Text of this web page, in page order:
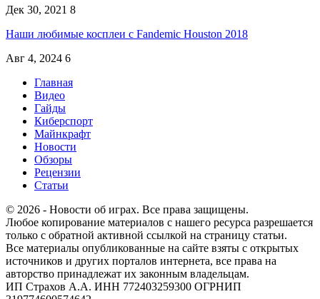
Дек 30, 2021 8
Наши любимые косплеи с Fandemic Houston 2018
Авг 4, 2024 6
Главная
Видео
Гайды
Киберспорт
Майнкрафт
Новости
Обзоры
Рецензии
Статьи
© 2026 - Новости об играх. Все права защищены.
Любое копирование материалов с нашего ресурса разрешается
только с обратной активной ссылкой на страницу статьи.
Все материалы опубликованные на сайте взяты с открытых
источников и других порталов интернета, все права на
авторство принадлежат их законным владельцам.
ИП Страхов А.А. ИНН 772403259300 ОГРНИП